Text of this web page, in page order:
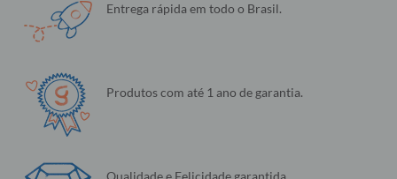
Entrega rápida em todo o Brasil.
Produtos com até 1 ano de garantia.
Qualidade e Felicidade garantida.